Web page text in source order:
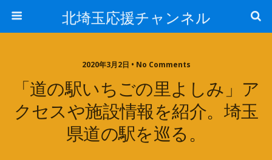
北埼玉応援チャンネル
2020年3月2日 • No Comments
「道の駅いちごの里よしみ」ア
クセスや施設情報を紹介。埼玉
県道の駅を巡る。